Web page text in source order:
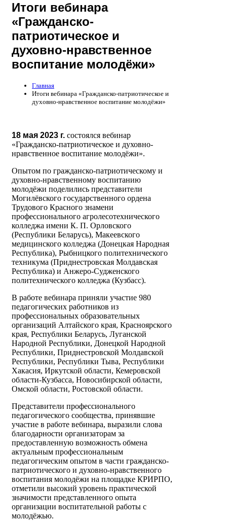
Итоги вебинара
«Гражданско-
патриотическое и
духовно-нравственное
воспитание молодёжи»
Главная
Итоги вебинара «Гражданско-патриотическое и
духовно-нравственное воспитание молодёжи»
18 мая 2023 г. состоялся вебинар
«Гражданско-патриотическое и духовно-
нравственное воспитание молодёжи».
Опытом по гражданско-патриотическому и
духовно-нравственному воспитанию
молодёжи поделились представители
Могилёвского государственного ордена
Трудового Красного знамени
профессионального агролесотехнического
колледжа имени К. П. Орловского
(Республики Беларусь), Макеевского
медицинского колледжа (Донецкая Народная
Республика), Рыбницкого политехнического
техникума (Приднестровская Молдавская
Республика) и Анжеро-Судженского
политехнического колледжа (Кузбасс).
В работе вебинара приняли участие 980
педагогических работников из
профессиональных образовательных
организаций Алтайского края, Красноярского
края, Республики Беларусь, Луганской
Народной Республики, Донецкой Народной
Республики, Приднестровской Молдавской
Республики, Республики Тыва, Республики
Хакасия, Иркутской области, Кемеровской
области-Кузбасса, Новосибирской области,
Омской области, Ростовской области.
Представители профессионального
педагогического сообщества, принявшие
участие в работе вебинара, выразили слова
благодарности организаторам за
предоставленную возможность обмена
актуальным профессиональным
педагогическим опытом в части гражданско-
патриотического и духовно-нравственного
воспитания молодёжи на площадке КРИРПО,
отметили высокий уровень практической
значимости представленного опыта
организации воспитательной работы с
молодёжью.